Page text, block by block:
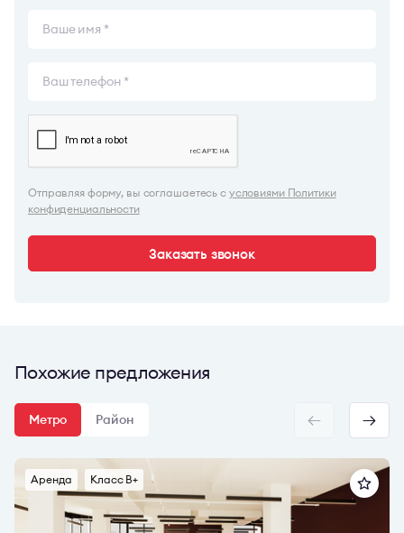
Отправляя форму, вы соглашаетесь с условиями Политики
конфиденциальности
Заказать звонок
Похожие предложения
Метро Район
Аренда Класс B+